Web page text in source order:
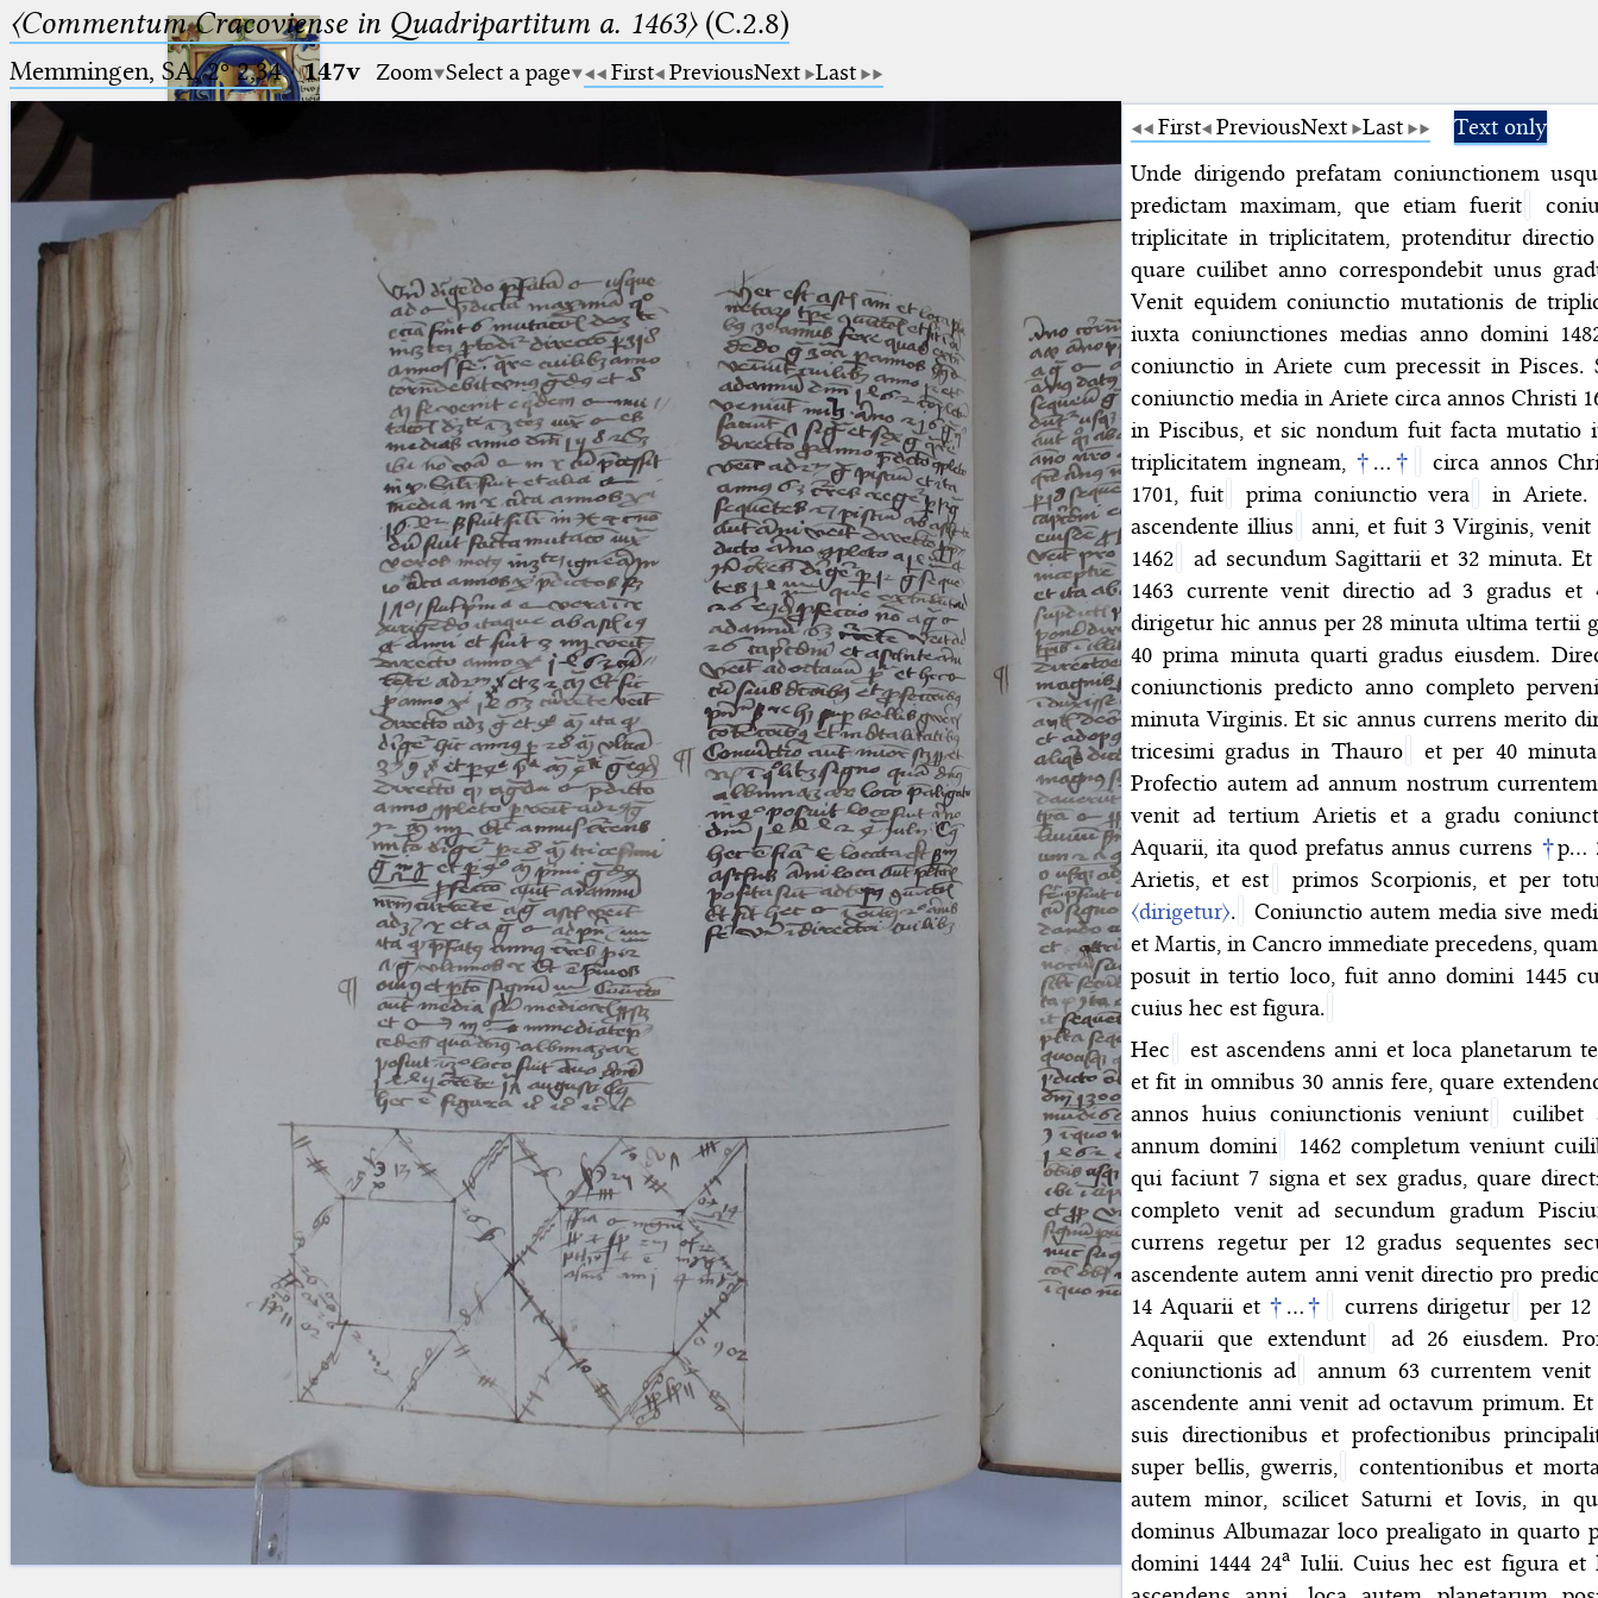
Ptolemaeus
(the underscore) is the placeholder
%
(two percent signs) is the
blank space (so that a search ends
Arabic Manuscripts
· 2013
Print 🖨
〈Commentum Cracoviense in Quadripartitum a. 1463〉(C.2.8)
Memmingen, SA, 2º 2,34·147v Zoom Select a page First PreviousNext Last
First PreviousNext Last
Text only
Unde dirigendo prefatam coniunctionem
predictam maximam, que etiam fuerit
triplicitate in triplicitatem, protenditur
quare cuilibet anno correspondebit unus
Venit equidem coniunctio mutationis de
iuxta coniunctiones medias anno domini
coniunctio in Ariete cum precessit in
coniunctio media in Ariete circa annos Christi
in Piscibus, et sic nondum fuit facta mutatio
triplicitatem ingneam, † … †
circa annos
1701, fuit
prima coniunctio vera
in Ariete.
ascendente illius
anni, et fuit 3 Virginis,
1462
ad secundum Sagittarii et 32 minuta.
1463 currente venit directio ad 3 gradus et
dirigetur hic annus per 28 minuta ultima tertii
40 prima minuta quarti gradus eiusdem.
coniunctionis predicto anno completo
minuta Virginis. Et sic annus currens merito
tricesimi gradus in Thauro
et per 40
Profectio autem ad annum nostrum
venit ad tertium Arietis et a gradu
Aquarii, ita quod prefatus annus currens †p…
Arietis, et est
primos Scorpionis, et per
〈dirigetur〉.
Coniunctio autem media sive
et Martis, in Cancro immediate precedens,
posuit in tertio loco, fuit anno domini 1445
cuius hec est figura.
Hec
est ascendens anni et loca planetarum
et fit in omnibus 30 annis fere, quare
annos huius coniunctionis veniunt
cuilibet
annum domini
1462 completum veniunt
qui faciunt 7 signa et sex gradus, quare
completo venit ad secundum gradum
currens regetur per 12 gradus sequentes
ascendente autem anni venit directio pro
14 Aquarii et † …† currens dirigetur
per 12
Aquarii que extendunt
ad 26 eiusdem.
coniunctionis ad
annum 63 currentem
ascendente anni venit ad octavum primum.
suis directionibus et profectionibus
super bellis, gwerris,
contentionibus et
autem minor, scilicet Saturni et Iovis, in
dominus Albumazar loco prealigato in quarto
domini 1444 24a Iulii. Cuius hec est figura et